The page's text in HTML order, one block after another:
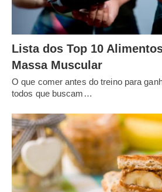
Lista dos Top 10
Massa Muscular
O que comer antes do treino para
todos que buscam…